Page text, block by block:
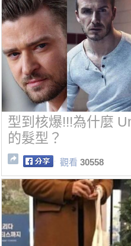
型到核爆!!!為什麼
的髮型？
觀看 30558